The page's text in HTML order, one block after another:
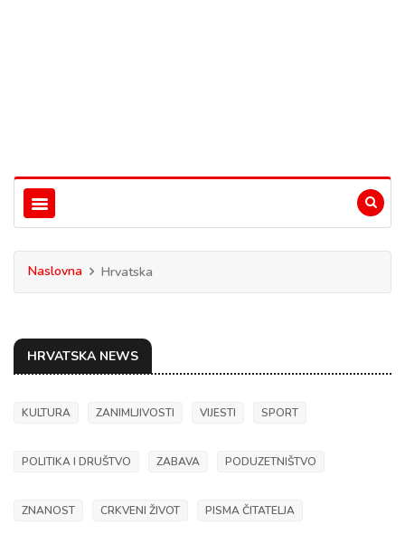
Naslovna Hrvatska
HRVATSKA NEWS
KULTURA ZANIMLJIVOSTI VIJESTI SPORT
POLITIKA I DRUŠTVO ZABAVA PODUZETNIŠTVO
ZNANOST CRKVENI ŽIVOT PISMA ČITATELJA